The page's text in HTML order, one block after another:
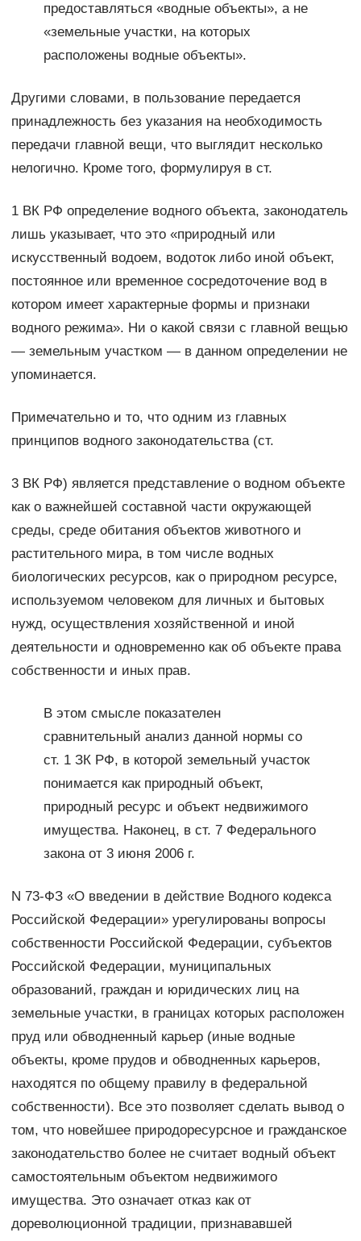
предоставляться «водные объекты», а не
«земельные участки, на которых
расположены водные объекты».
Другими словами, в пользование передается
принадлежность без указания на необходимость
передачи главной вещи, что выглядит несколько
нелогично. Кроме того, формулируя в ст.
1 ВК РФ определение водного объекта, законодатель
лишь указывает, что это «природный или
искусственный водоем, водоток либо иной объект,
постоянное или временное сосредоточение вод в
котором имеет характерные формы и признаки
водного режима». Ни о какой связи с главной вещью
— земельным участком — в данном определении не
упоминается.
Примечательно и то, что одним из главных
принципов водного законодательства (ст.
3 ВК РФ) является представление о водном объекте
как о важнейшей составной части окружающей
среды, среде обитания объектов животного и
растительного мира, в том числе водных
биологических ресурсов, как о природном ресурсе,
используемом человеком для личных и бытовых
нужд, осуществления хозяйственной и иной
деятельности и одновременно как об объекте права
собственности и иных прав.
В этом смысле показателен
сравнительный анализ данной нормы со
ст. 1 ЗК РФ, в которой земельный участок
понимается как природный объект,
природный ресурс и объект недвижимого
имущества. Наконец, в ст. 7 Федерального
закона от 3 июня 2006 г.
N 73-ФЗ «О введении в действие Водного кодекса
Российской Федерации» урегулированы вопросы
собственности Российской Федерации, субъектов
Российской Федерации, муниципальных
образований, граждан и юридических лиц на
земельные участки, в границах которых расположен
пруд или обводненный карьер (иные водные
объекты, кроме прудов и обводненных карьеров,
находятся по общему правилу в федеральной
собственности). Все это позволяет сделать вывод о
том, что новейшее природоресурсное и гражданское
законодательство более не считает водный объект
самостоятельным объектом недвижимого
имущества. Это означает отказ как от
дореволюционной традиции, признававшей